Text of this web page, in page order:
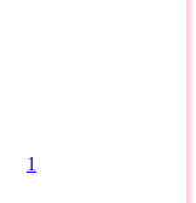
1